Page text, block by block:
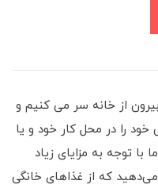
از خانه سر می ‌کنیم و
خود را در محل کار خود و یا
توجه به مزایای زیاد
که از غذاهای خانگی